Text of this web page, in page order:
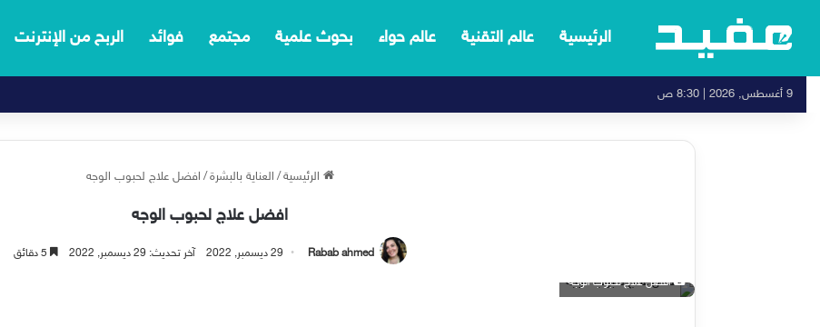
الرئيسية عالم التقنية عالم حواء بحوث علمية مجتمع فوائد الربح من الإنترنت
9 أغسطس, 2026 | 8:30 ص
الرئيسية / العناية بالبشرة / افضل علاج لحبوب الوجه
افضل علاج لحبوب الوجه
Rabab ahmed 29 ديسمبر, 2022 آخر تحديث: 29 ديسمبر, 2022
افضل علاج لحبوب الوجه